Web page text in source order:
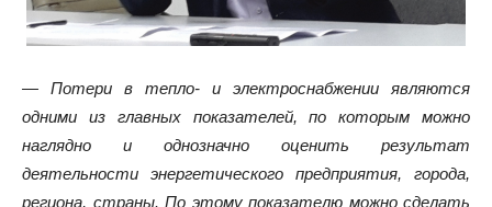
— Потери в тепло- и электроснабжении являются
одними из главных показателей, по которым можно
наглядно и однозначно оценить результат
деятельности энергетического предприятия, города,
региона, страны. По этому показателю можно сделать